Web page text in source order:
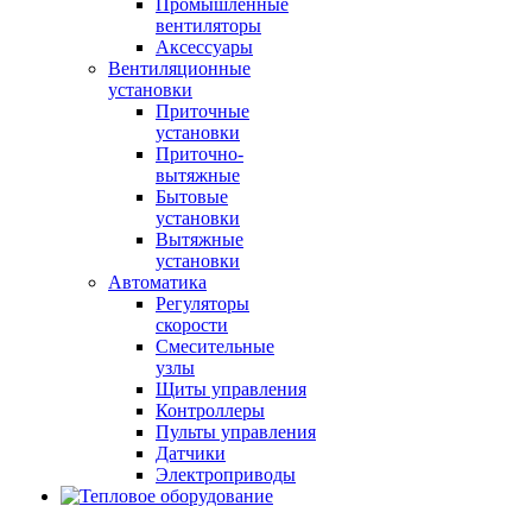
Промышленные
вентиляторы
Аксессуары
Вентиляционные
установки
Приточные
установки
Приточно-
вытяжные
Бытовые
установки
Вытяжные
установки
Автоматика
Регуляторы
скорости
Смесительные
узлы
Щиты управления
Контроллеры
Пульты управления
Датчики
Электроприводы